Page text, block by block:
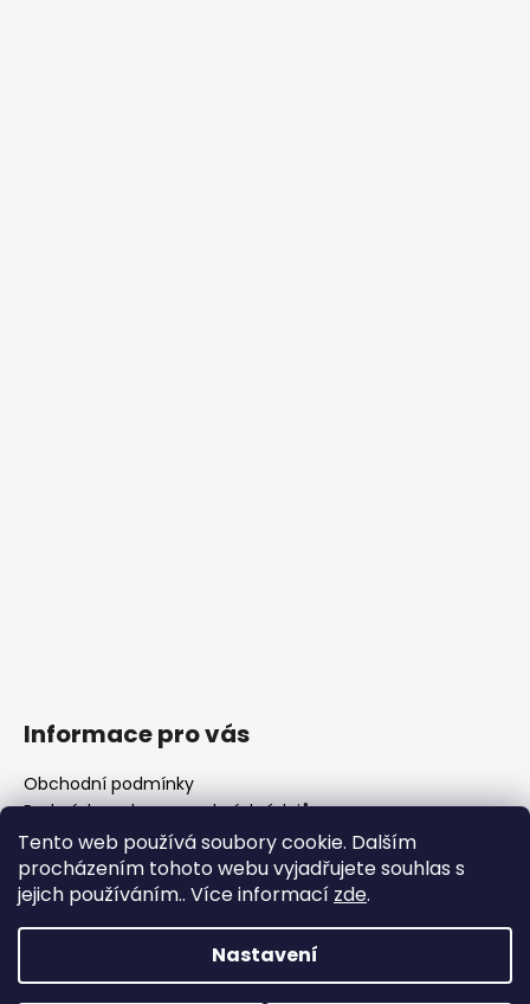
Tento web používá soubory cookie. Dalším
procházením tohoto webu vyjadřujete souhlas s
jejich používáním.. Více informací zde.
Nastavení
Informace pro vás
Obchodní podmínky
Podmínky ochrany osobních údajů
Fotogalerie
FAQ - časté dotazy
Polotovary hlavní